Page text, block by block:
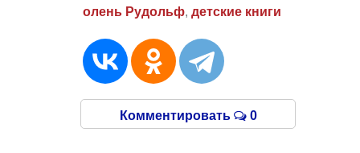
олень Рудольф, детские книги
Комментировать 0